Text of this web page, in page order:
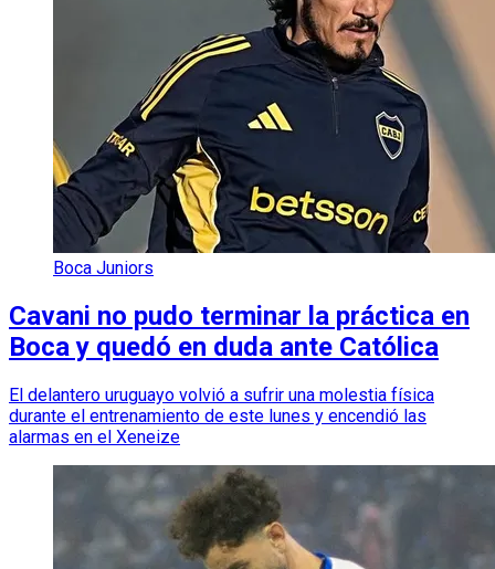
Boca Juniors
Cavani no pudo terminar la práctica en
Boca y quedó en duda ante Católica
El delantero uruguayo volvió a sufrir una molestia física
durante el entrenamiento de este lunes y encendió las
alarmas en el Xeneize